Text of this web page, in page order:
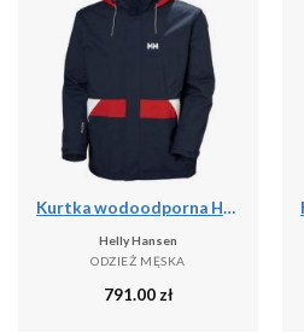
Kurtka wodoodporna Helly Hansen Koster
Helly Hansen
ODZIEŻ MĘSKA
791.00 zł